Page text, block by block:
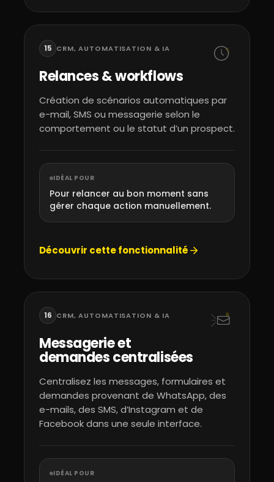
15 CRM, AUTOMATISATION & IA
Relances & workflows
Création de scénarios automatiques par
e-mail, SMS ou messagerie selon le
comportement ou le statut d’un prospect.
IDÉAL POUR
Pour relancer au bon moment sans
gérer chaque action manuellement.
Découvrir cette fonctionnalité
16 CRM, AUTOMATISATION & IA
Messagerie et
demandes centralisées
Centralisez les messages, formulaires et
demandes provenant de WhatsApp, des
e-mails, des SMS, d’Instagram et de
Facebook dans une seule interface.
IDÉAL POUR